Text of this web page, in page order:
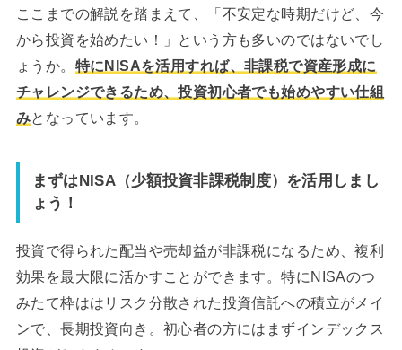
ここまでの解説を踏まえて、「不安定な時期だけど、今
から投資を始めたい！」という方も多いのではないでし
ょうか。 特にNISAを活用すれば、非課税で資産形成に
チャレンジできるため、投資初心者でも始めやすい仕組
みとなっています。
まずはNISA（少額投資非課税制度）を活用しまし
ょう！
投資で得られた配当や売却益が非課税になるため、複利
効果を最大限に活かすことができます。特にNISAのつ
みたて枠ははリスク分散された投資信託への積立がメイ
ンで、長期投資向き。初心者の方にはまずインデックス